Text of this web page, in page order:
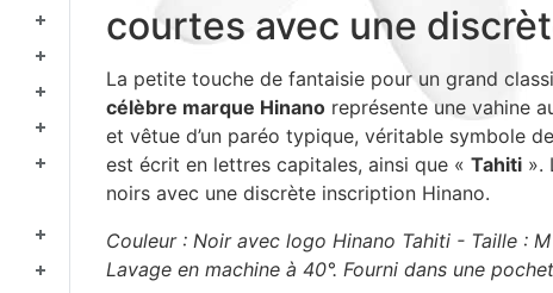
courtes avec une
La petite touche de fantaisie pour un grand
célèbre marque Hinano représente une vahine
et vêtue d’un paréo typique, véritable symbole
est écrit en lettres capitales, ainsi que « Tahiti ».
noirs avec une discrète inscription Hinano.
Couleur : Noir avec logo Hinano Tahiti - Taille :
Lavage en machine à 40°. Fourni dans une